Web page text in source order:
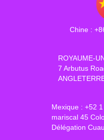
Chine :
ROYAUME-
7 Arbutus
Mexique : +52
mariscal 45
Délégation